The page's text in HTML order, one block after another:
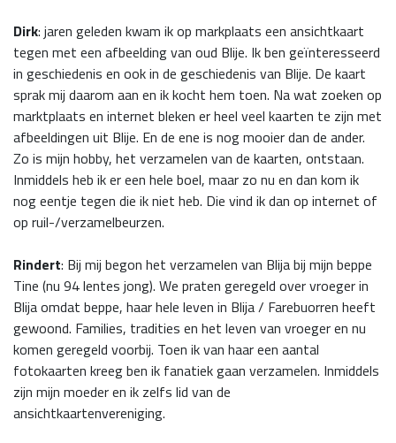
Dirk: jaren geleden kwam ik op markplaats een ansichtkaart
tegen met een afbeelding van oud Blije. Ik ben geïnteresseerd
in geschiedenis en ook in de geschiedenis van Blije. De kaart
sprak mij daarom aan en ik kocht hem toen. Na wat zoeken op
marktplaats en internet bleken er heel veel kaarten te zijn met
afbeeldingen uit Blije. En de ene is nog mooier dan de ander.
Zo is mijn hobby, het verzamelen van de kaarten, ontstaan.
Inmiddels heb ik er een hele boel, maar zo nu en dan kom ik
nog eentje tegen die ik niet heb. Die vind ik dan op internet of
op ruil-/verzamelbeurzen.
Rindert: Bij mij begon het verzamelen van Blija bij mijn beppe
Tine (nu 94 lentes jong). We praten geregeld over vroeger in
Blija omdat beppe, haar hele leven in Blija / Farebuorren heeft
gewoond. Families, tradities en het leven van vroeger en nu
komen geregeld voorbij. Toen ik van haar een aantal
fotokaarten kreeg ben ik fanatiek gaan verzamelen. Inmiddels
zijn mijn moeder en ik zelfs lid van de
ansichtkaartenvereniging.